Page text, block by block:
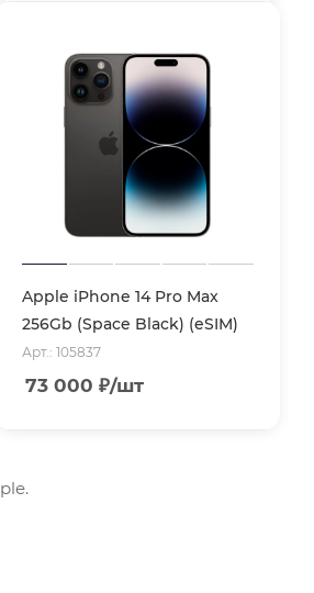
Apple iPhone 14 Pro Max
256Gb (Space Black) (eSIM)
Арт.: 105837
73 000 ₽/шт